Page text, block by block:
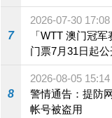
7
2026-07-30 17:08
「WTT 澳门冠
门票7月31日起公
8
2026-08-05 15:14
警情通告：提防
帐号被盗用